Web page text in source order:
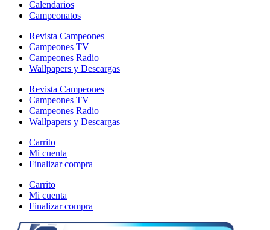
Calendarios
Campeonatos
Revista Campeones
Campeones TV
Campeones Radio
Wallpapers y Descargas
Revista Campeones
Campeones TV
Campeones Radio
Wallpapers y Descargas
Carrito
Mi cuenta
Finalizar compra
Carrito
Mi cuenta
Finalizar compra